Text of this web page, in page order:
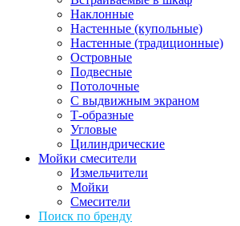
Наклонные
Настенные (купольные)
Настенные (традиционные)
Островные
Подвесные
Потолочные
С выдвижным экраном
Т-образные
Угловые
Цилиндрические
Мойки смесители
Измельчители
Мойки
Смесители
Поиск по бренду